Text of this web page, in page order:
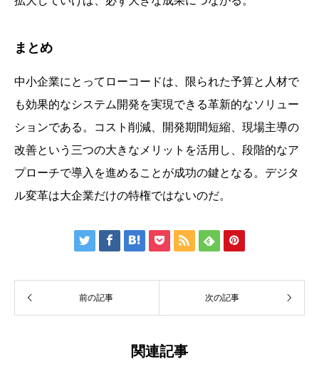
まとめ
中小企業にとってローコードは、限られた予算と人材で
も効果的なシステム開発を実現できる革新的なソリュー
ションである。コスト削減、開発期間短縮、現場主導の
改善という三つの大きなメリットを活用し、段階的なア
プローチで導入を進めることが成功の鍵となる。デジタ
ル変革は大企業だけの特権ではないのだ。
      
前の記事 次の記事
関連記事